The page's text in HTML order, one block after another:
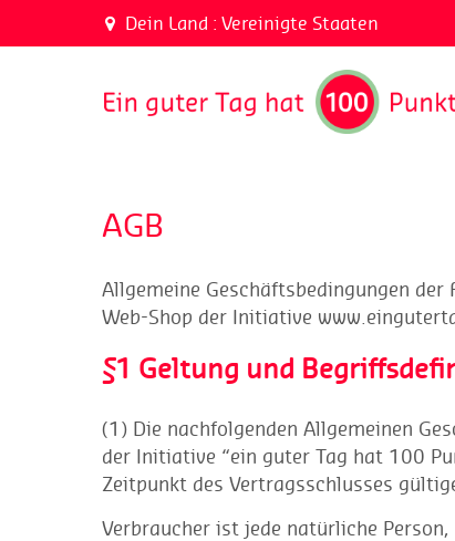
Dein Land : Vereinigte Staaten
AGB
Allgemeine Geschäftsbedingungen
Web-Shop der Initiative
§1 Geltung und
(1) Die nachfolgenden Allgemeinen
der Initiative “ein guter Tag hat 100
Zeitpunkt des Vertragsschlusses
Verbraucher ist jede natürliche